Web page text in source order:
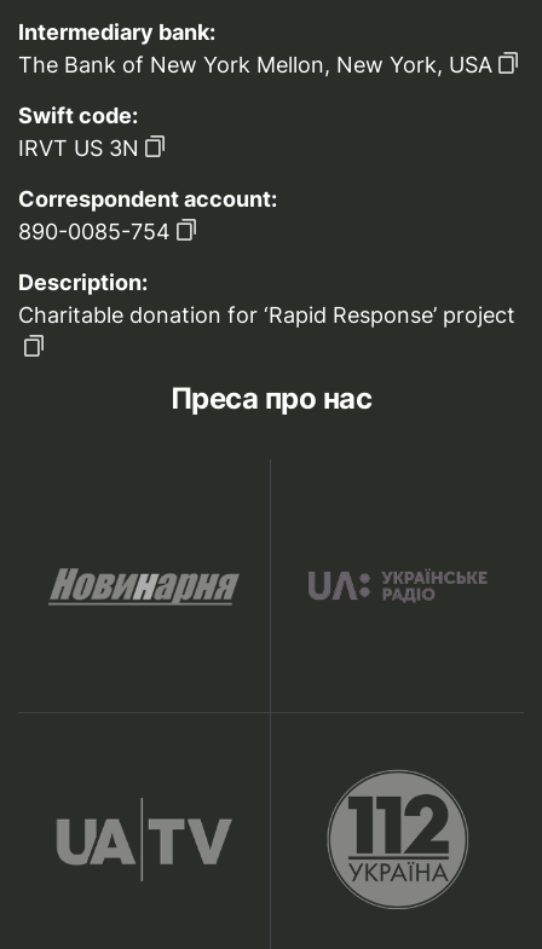
Intermediary bank:
The Bank of New York Mellon, New York, USA
Swift code:
IRVT US 3N
Correspondent account:
890-0085-754
Description:
Charitable donation for ‘Rapid Response’ project
Преса про нас